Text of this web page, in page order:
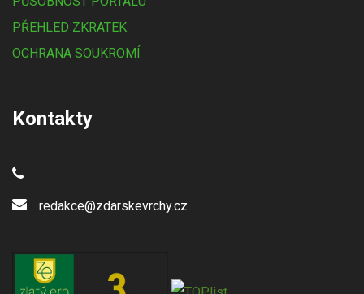
PŘEHLED ZKRATEK
OCHRANA SOUKROMÍ
Kontakty
redakce@zdarskevrchy.cz